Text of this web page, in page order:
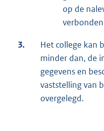
op de
3.
Het college kan
minder dan, de
gegevens en
vaststelling van
overgelegd.